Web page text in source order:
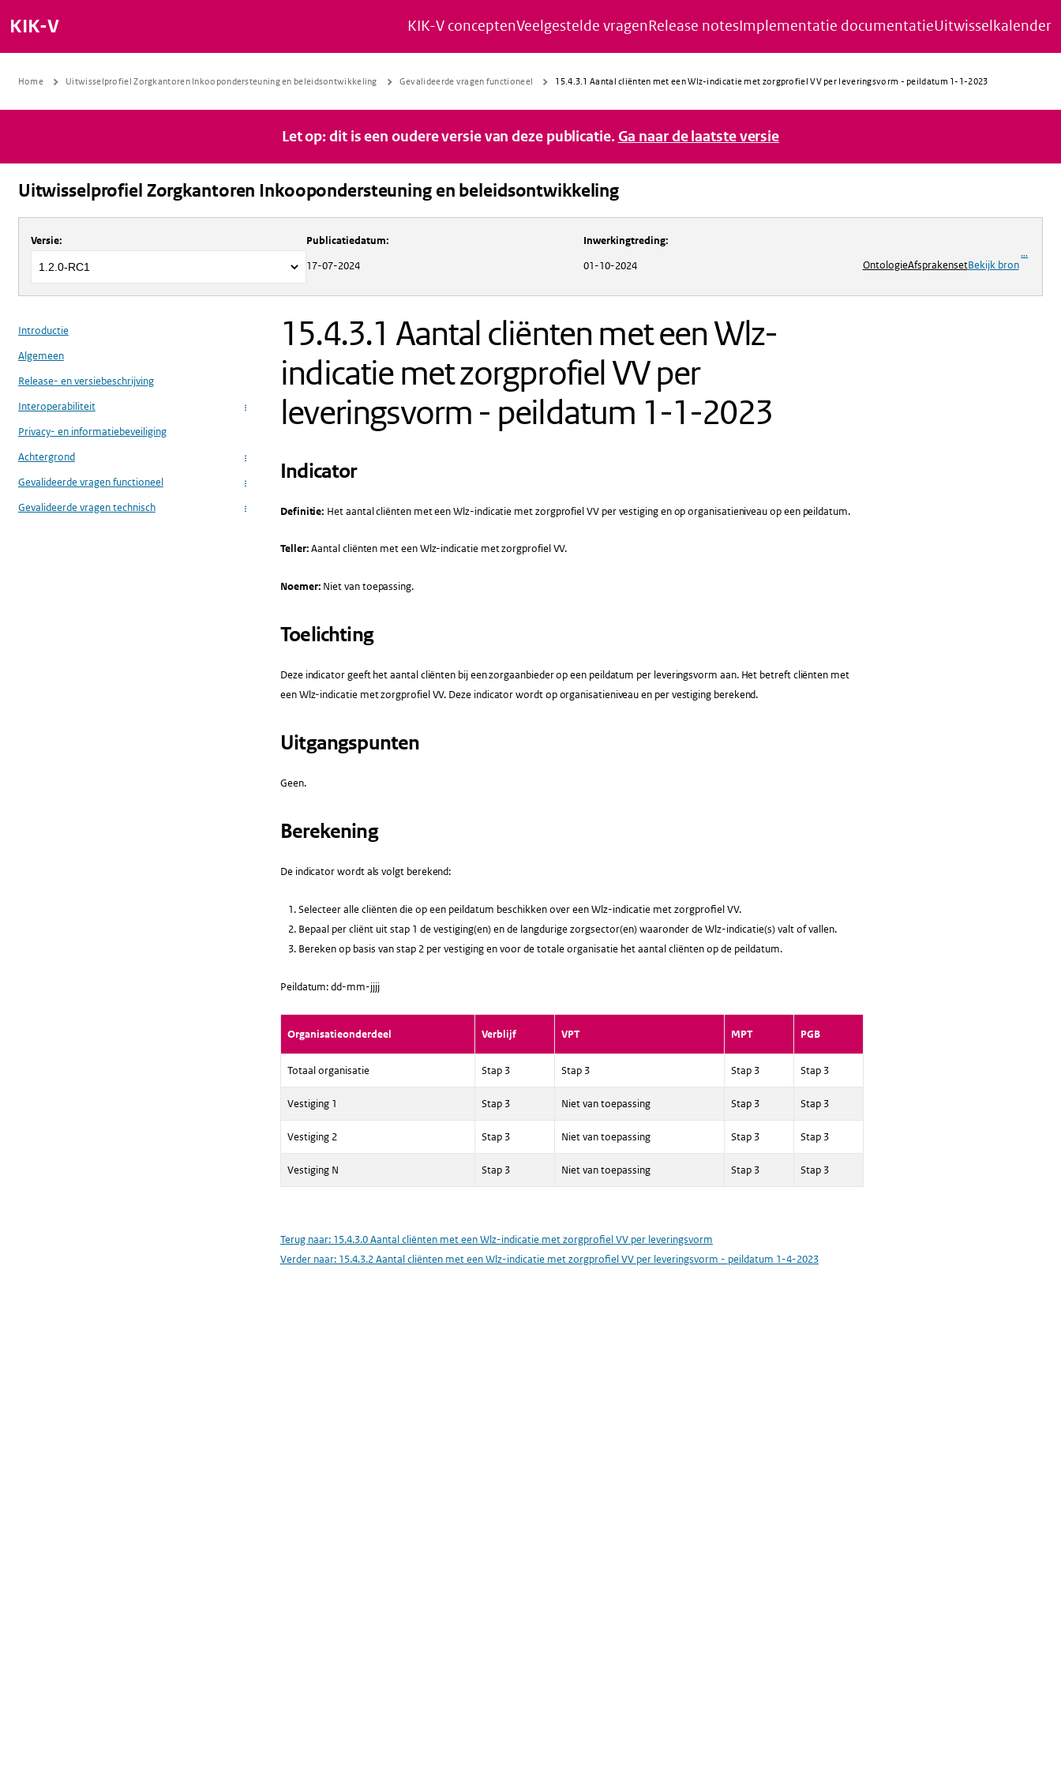
Naar de inhoud gaan
Naar de navigatie gaan
Naar de footer gaan
KIK-V KIK-V conceptenVeelgestelde vragenRelease notesImplementatie documentatieUitwisselkalender
Home Uitwisselprofiel Zorgkantoren Inkoopondersteuning en beleidsontwikkeling Gevalideerde vragen functioneel 15.4.3.1 Aantal cliënten met een Wlz-indicatie met zorgprofiel VV per leveringsvorm - peildatum 1-1-2023
Let op: dit is een oudere versie van deze publicatie. Ga naar de laatste versie
Uitwisselprofiel Zorgkantoren Inkoopondersteuning en beleidsontwikkeling
Over Uitwisselprofiel Zorgkantoren Inkoopondersteuning en beleidsontwikkeling
Versie: Publicatiedatum:
17-07-2024
Inwerkingtreding:
01-10-2024
OntologieAfsprakensetBekijk bron
...
Introductie
Algemeen
Release- en versiebeschrijving
Interoperabiliteit
...
Privacy- en informatiebeveiliging
Achtergrond
...
Gevalideerde vragen functioneel ...
Gevalideerde vragen technisch ...
15.4.3.1 Aantal cliënten met een Wlz-
indicatie met zorgprofiel VV per
leveringsvorm - peildatum 1-1-2023
Indicator
Definitie: Het aantal cliënten met een Wlz-indicatie met zorgprofiel VV per vestiging en op organisatieniveau op een peildatum.
Teller:Aantal cliënten met een Wlz-indicatie met zorgprofiel VV.
Noemer: Niet van toepassing.
Toelichting
Deze indicator geeft het aantal cliënten bij een zorgaanbieder op een peildatum per leveringsvorm aan. Het betreft cliënten met
een Wlz-indicatie met zorgprofiel VV. Deze indicator wordt op organisatieniveau en per vestiging berekend.
Uitgangspunten
Geen.
Berekening
De indicator wordt als volgt berekend:
Selecteer alle cliënten die op een peildatum beschikken over een Wlz-indicatie met zorgprofiel VV.
Bepaal per cliënt uit stap 1 de vestiging(en) en de langdurige zorgsector(en) waaronder de Wlz-indicatie(s) valt of vallen.
Bereken op basis van stap 2 per vestiging en voor de totale organisatie het aantal cliënten op de peildatum.
Peildatum: dd-mm-jjjj
Organisatieonderdeel Verblijf VPT MPT PGB
Totaal organisatie Stap 3 Stap 3 Stap 3 Stap 3
Vestiging 1 Stap 3 Niet van toepassing Stap 3 Stap 3
Vestiging 2 Stap 3 Niet van toepassing Stap 3 Stap 3
Vestiging N Stap 3 Niet van toepassing Stap 3 Stap 3
Terug naar: 15.4.3.0 Aantal cliënten met een Wlz-indicatie met zorgprofiel VV per leveringsvorm
Verder naar: 15.4.3.2 Aantal cliënten met een Wlz-indicatie met zorgprofiel VV per leveringsvorm - peildatum 1-4-2023